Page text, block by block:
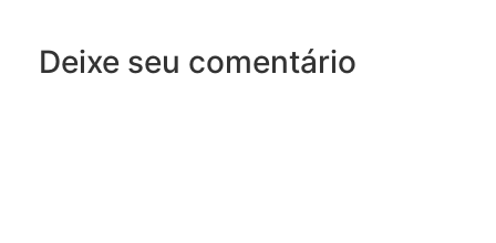
Deixe seu comentário